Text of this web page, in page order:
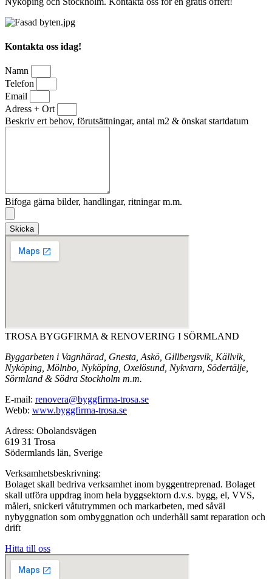
Kontakta oss idag!
Namn
Telefon
Email
Adress + Ort
Beskriv ert behov, förutsättningar, antal m2 & önskat startdatum
Bifoga gärna bilder, handlingar, ritningar m.m.
Skicka
TROSA BYGGFIRMA & RENOVERING I SÖRMLAND
Byggarbeten i Vagnhärad, Gnesta, Askö, Gillbergsvik, Källvik,
Nyköping, Mölnbo, Nyköping, Oxelösund, Nykvarn, Södertälje,
Sörmland & Södra Stockholm m.m.
E-mail: renovera@byggfirma-trosa.se
Webb: www.byggfirma-trosa.se
Adress: Obolandsvägen
619 31 Trosa
Södermlands län, Sverige
Verksamhetsbeskrivning:
Bolaget skall bedriva verksamhet inom byggentreprenad. Bolaget
skall utföra uppdrag inom hela byggsektorn d.v.s. bygg, el, VVS,
måleri, snickeri våtutrymmen och markarbeten, med såväl
nybyggnation som ombyggnation och underhåll samt reparation och
drift
Hitta till oss